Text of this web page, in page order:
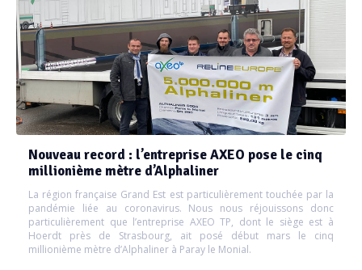
Nouveau record : l’entreprise AXEO pose le cinq
millionième mètre d’Alphaliner
La région française Grand Est est particulièrement touchée par la
pandémie liée au coronavirus. Nous nous réjouissons donc
particulièrement que l’entreprise AXEO TP, dont le siège est à
Hoerdt près de Strasbourg, ait posé début mars le cinq
millionième mètre d’Alphaliner à Paray le Monial.